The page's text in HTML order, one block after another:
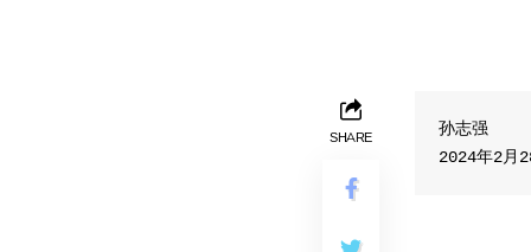
SHARE
孙志强
2024年2月